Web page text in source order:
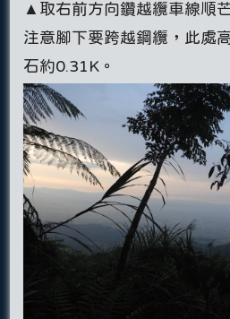
▲取右前方向鑽越纜車線順
注意腳下要跨越鋼纜，此處
石約0.31K。